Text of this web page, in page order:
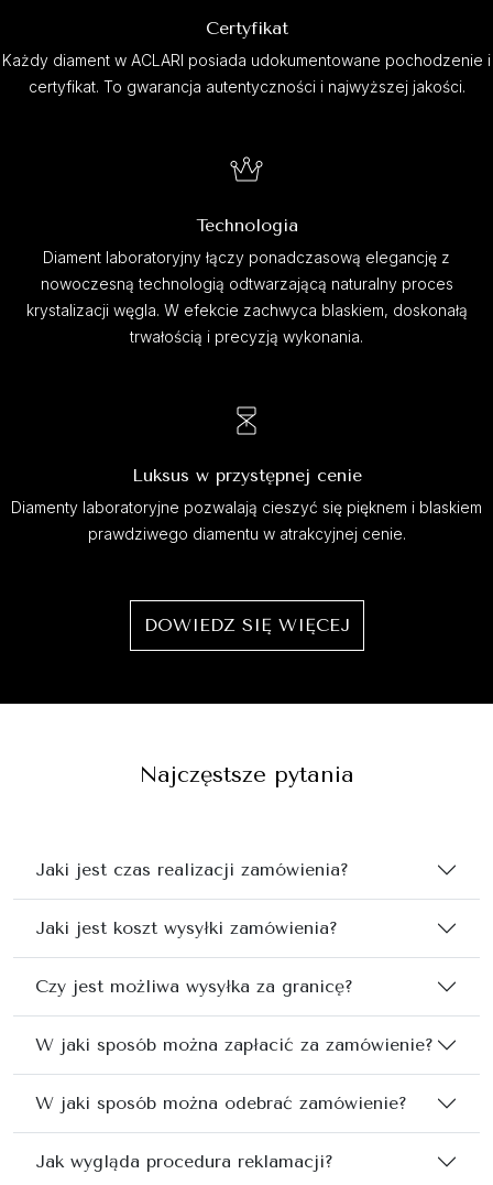
Certyfikat
Każdy diament w ACLARI posiada udokumentowane pochodzenie i
certyfikat. To gwarancja autentyczności i najwyższej jakości.
Technologia
Diament laboratoryjny łączy ponadczasową elegancję z
nowoczesną technologią odtwarzającą naturalny proces
krystalizacji węgla. W efekcie zachwyca blaskiem, doskonałą
trwałością i precyzją wykonania.
Luksus w przystępnej cenie
Diamenty laboratoryjne pozwalają cieszyć się pięknem i blaskiem
prawdziwego diamentu w atrakcyjnej cenie.
DOWIEDZ SIĘ WIĘCEJ
Najczęstsze pytania
Jaki jest czas realizacji zamówienia?
Jaki jest koszt wysyłki zamówienia?
Czy jest możliwa wysyłka za granicę?
W jaki sposób można zapłacić za zamówienie?
W jaki sposób można odebrać zamówienie?
Jak wygląda procedura reklamacji?